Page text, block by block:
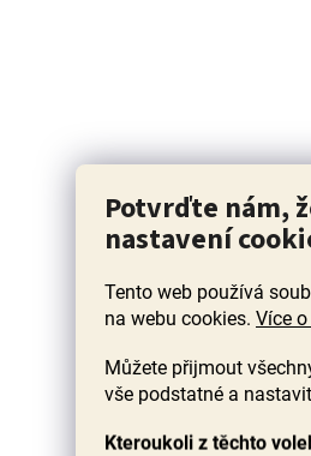
Potvrďte nám,
nastavení
Tento web používá
na webu cookies. Více
Můžete přijmout
vše podstatné a
Kteroukoli z těchto